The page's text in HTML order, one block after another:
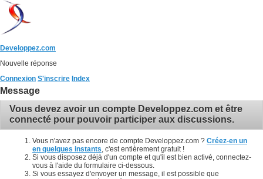
Developpez.com
Nouvelle réponse
Connexion S'inscrire Index
Message
Vous devez avoir un compte Developpez.com et être
connecté pour pouvoir participer aux discussions.
Vous n'avez pas encore de compte Developpez.com ? Créez-en un
en quelques instants , c'est entièrement gratuit !
Si vous disposez déjà d'un compte et qu'il est bien activé, connectez-
vous à l'aide du formulaire ci-dessous.
Si vous essayez d'envoyer un message, il est possible que